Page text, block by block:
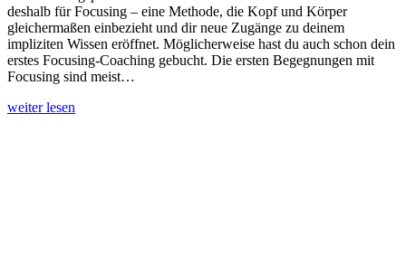
deshalb für Focusing – eine Methode, die Kopf und Körper
gleichermaßen einbezieht und dir neue Zugänge zu deinem
impliziten Wissen eröffnet. Möglicherweise hast du auch schon dein
erstes Focusing-Coaching gebucht. Die ersten Begegnungen mit
Focusing sind meist…
weiter lesen